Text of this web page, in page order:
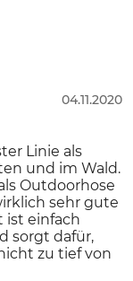
04.11.2020
Linie als
und im Wald.
Outdoorhose
sehr gute
ist einfach
sorgt dafür,
zu tief von